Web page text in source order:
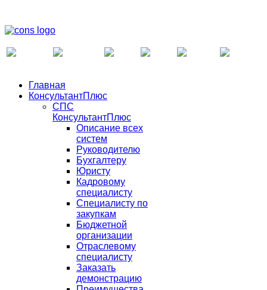
Главная
КонсультантПлюс
СПС
КонсультантПлюс
Описание всех
систем
Руководителю
Бухгалтеру
Юристу
Кадровому
специалисту
Специалисту по
закупкам
Бюджетной
организации
Отраслевому
специалисту
Заказать
демонстрацию